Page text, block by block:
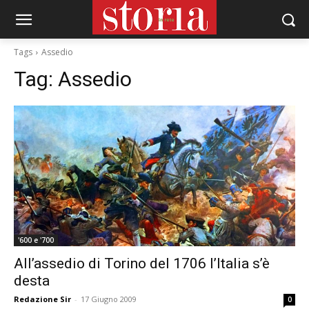
Tags Assedio
Tag: Assedio
'600 e '700
All’assedio di Torino del 1706 l’Italia s’è
desta
Redazione Sir - 17 Giugno 2009 0